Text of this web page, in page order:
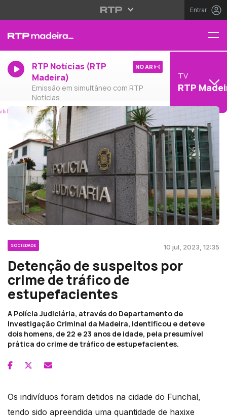
Entrar
RTP Notícias (RTP
Madeira)
Emissão em simultâneo com RTP
Notícias
NO AR
TV
RTP
SOCIEDADE 10 jul, 2023, 12:35
Detenção de suspeitos por
crime de tráfico de
estupefacientes
A Polícia Judiciária, através do Departamento de
Investigação Criminal da Madeira, identificou e deteve
dois homens, de 22 e 23 anos de idade, pela presumível
prática do crime de tráfico de estupefacientes.
Os indivíduos foram detidos na cidade do Funchal,
tendo sido apreendida uma quantidade de haxixe